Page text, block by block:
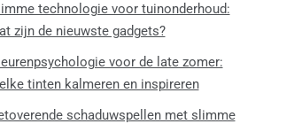
technologie voor tuinonderhoud:
zijn de nieuwste gadgets?
voor de late zomer:
tinten kalmeren en inspireren
schaduwspellen met slimme